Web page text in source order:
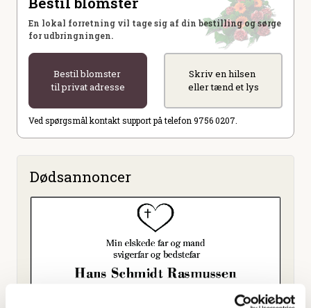
En lokal forretning vil tage sig af din bestilling og sørge
for udbringningen.
Bestil blomster
til privat adresse
Skriv en hilsen
eller tænd et lys
Ved spørgsmål kontakt support på telefon 9756 0207.
Dødsannoncer